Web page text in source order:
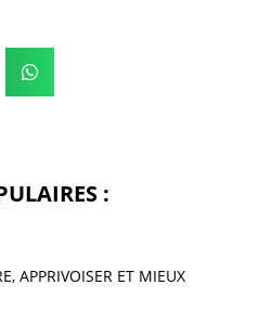
:
APPRIVOISER ET MIEUX